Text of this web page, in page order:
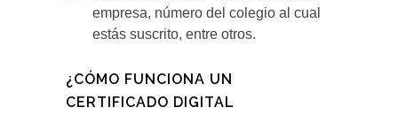
empresa, número del colegio al cual
estás suscrito, entre otros.
¿CÓMO FUNCIONA UN
CERTIFICADO DIGITAL